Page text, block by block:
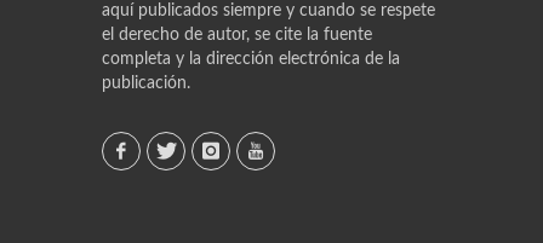
aquí publicados siempre y cuando se respete
el derecho de autor, se cite la fuente
completa y la dirección electrónica de la
publicación.